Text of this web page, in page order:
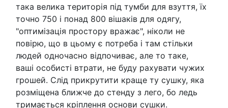
така велика територія під тумби для взуття, їх
точно 750 і понад 800 вішаків для одягу,
"оптимізація простору вражає", ніколи не
повірю, що в цьому є потреба і там стільки
людей одночасно відпочиває, але то таке,
ваші особисті втрати, не буду рахувати чужих
грошей. Слід прикрутити краще ту сушку, яка
розміщена ближче до стенду з лего, бо ледь
тримається кріплення основи сушки.